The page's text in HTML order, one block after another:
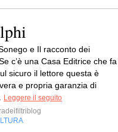
e Il racconto dei
c’è una Casa Editrice che fa
sicuro il lettore questa è
e propria garanzia di
Leggere il seguito